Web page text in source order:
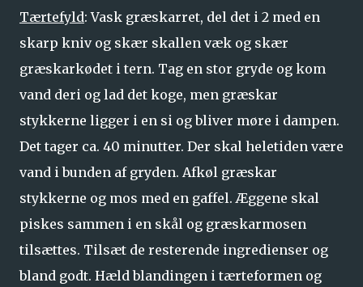
Tærtefyld: Vask græskarret, del det i 2 med en
skarp kniv og skær skallen væk og skær
græskarkødet i tern. Tag en stor gryde og kom
vand deri og lad det koge, men græskar
stykkerne ligger i en si og bliver møre i dampen.
Det tager ca. 40 minutter. Der skal heletiden være
vand i bunden af gryden. Afkøl græskar
stykkerne og mos med en gaffel. Æggene skal
piskes sammen i en skål og græskarmosen
tilsættes. Tilsæt de resterende ingredienser og
bland godt. Hæld blandingen i tærteformen og